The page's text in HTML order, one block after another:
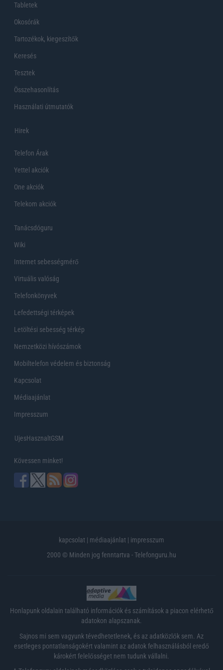
Tabletek
Okosórák
Tartozékok, kiegeszítők
Keresés
Tesztek
Összehasonlítás
Használati útmutatók
Hirek
Telefon Árak
Yettel akciók
One akciók
Telekom akciók
Tanácsdóguru
Wiki
Internet sebességmérő
Virtuális valóság
Telefonkönyvek
Lefedettségi térképek
Letöltési sebesség térkép
Nemzetközi hívószámok
Mobiltelefon védelem és biztonság
Kapcsolat
Médiaajánlat
Impresszum
UjesHasznaltGSM
Kövessen minket!
kapcsolat | médiaajánlat | impresszum
2000 © Minden jog fenntartva - Telefonguru.hu
Honlapunk oldalain található információk és számítások a piacon elérhető
adatokon alapszanak.
Sajnos mi sem vagyunk tévedhetetlenek, és az adatközlők sem. Az
esetleges pontatlanságokért valamint az adatok felhasználásból eredő
károkért felelősséget nem tudunk vállalni.